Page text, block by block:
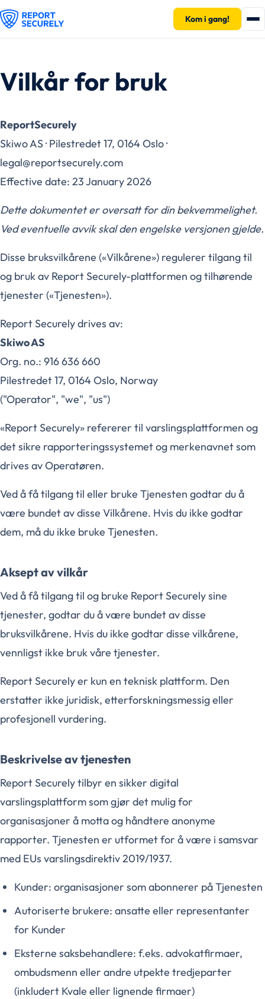
Kom i gang!
Vilkår for bruk
ReportSecurely
Skiwo AS · Pilestredet 17, 0164 Oslo ·
legal@reportsecurely.com
Effective date: 23 January 2026
Dette dokumentet er oversatt for din bekvemmelighet.
Ved eventuelle avvik skal den engelske versjonen gjelde.
Disse bruksvilkårene («Vilkårene») regulerer tilgang til
og bruk av Report Securely-plattformen og tilhørende
tjenester («Tjenesten»).
Report Securely drives av:
Skiwo AS
Org. no.: 916 636 660
Pilestredet 17, 0164 Oslo, Norway
("Operator", "we", "us")
«Report Securely» refererer til varslingsplattformen og
det sikre rapporteringssystemet og merkenavnet som
drives av Operatøren.
Ved å få tilgang til eller bruke Tjenesten godtar du å
være bundet av disse Vilkårene. Hvis du ikke godtar
dem, må du ikke bruke Tjenesten.
Aksept av vilkår
Ved å få tilgang til og bruke Report Securely sine
tjenester, godtar du å være bundet av disse
bruksvilkårene. Hvis du ikke godtar disse vilkårene,
vennligst ikke bruk våre tjenester.
Report Securely er kun en teknisk plattform. Den
erstatter ikke juridisk, etterforskningsmessig eller
profesjonell vurdering.
Beskrivelse av tjenesten
Report Securely tilbyr en sikker digital
varslingsplattform som gjør det mulig for
organisasjoner å motta og håndtere anonyme
rapporter. Tjenesten er utformet for å være i samsvar
med EUs varslingsdirektiv 2019/1937.
Kunder: organisasjoner som abonnerer på Tjenesten
Autoriserte brukere: ansatte eller representanter
for Kunder
Eksterne saksbehandlere: f.eks. advokatfirmaer,
ombudsmenn eller andre utpekte tredjeparter
(inkludert Kvale eller lignende firmaer)